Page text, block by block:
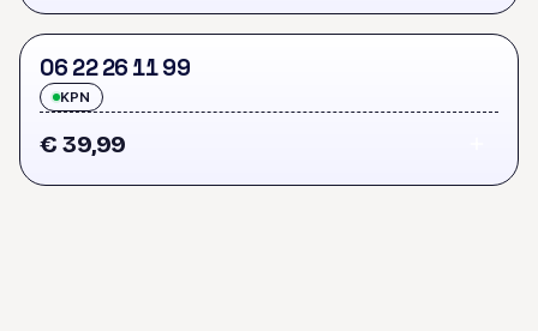
06 2226 1199
KPN
€ 39,99